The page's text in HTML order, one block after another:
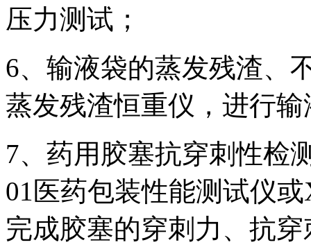
压力测试；
6、输液袋的蒸发残渣、
蒸发残渣恒重仪，进行
7、药用胶塞抗穿刺性检
01医药包装性能测试仪
完成胶塞的穿刺力、抗